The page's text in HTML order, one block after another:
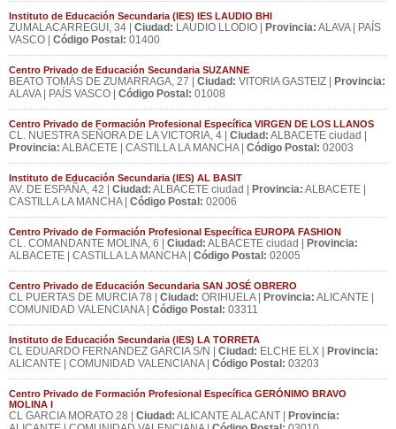
Instituto de Educación Secundaria (IES) IES LAUDIO BHI
ZUMALACARREGUI, 34 | Ciudad: LAUDIO LLODIO | Provincia: ALAVA | PAÍS
VASCO | Código Postal: 01400
Centro Privado de Educación Secundaria SUZANNE
BEATO TOMÁS DE ZUMARRAGA, 27 | Ciudad: VITORIA GASTEIZ |
Provincia:
ALAVA | PAÍS VASCO | Código Postal: 01008
Centro Privado de Formación Profesional Específica VIRGEN DE LOS LLANOS
CL. NUESTRA SEÑORA DE LA VICTORIA, 4 | Ciudad: ALBACETE ciudad |
Provincia: ALBACETE | CASTILLA LA MANCHA | Código Postal: 02003
Instituto de Educación Secundaria (IES) AL BASIT
AV. DE ESPAÑA, 42 | Ciudad: ALBACETE ciudad | Provincia: ALBACETE |
CASTILLA LA MANCHA | Código Postal: 02006
Centro Privado de Formación Profesional Específica EUROPA FASHION
CL. COMANDANTE MOLINA, 6 | Ciudad: ALBACETE ciudad |
Provincia:
ALBACETE | CASTILLA LA MANCHA | Código Postal: 02005
Centro Privado de Educación Secundaria SAN JOSÉ OBRERO
CL PUERTAS DE MURCIA 78 | Ciudad: ORIHUELA | Provincia: ALICANTE |
COMUNIDAD VALENCIANA | Código Postal: 03311
Instituto de Educación Secundaria (IES) LA TORRETA
CL EDUARDO FERNANDEZ GARCIA S/N | Ciudad: ELCHE ELX |
Provincia:
ALICANTE | COMUNIDAD VALENCIANA | Código Postal: 03203
Centro Privado de Formación Profesional Específica GERÓNIMO BRAVO
MOLINA I
CL GARCIA MORATO 28 | Ciudad: ALICANTE ALACANT |
Provincia: